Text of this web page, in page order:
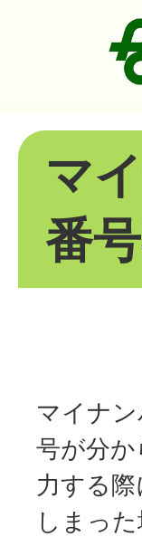
マ
番
マイナ
号が分
力する
しまっ